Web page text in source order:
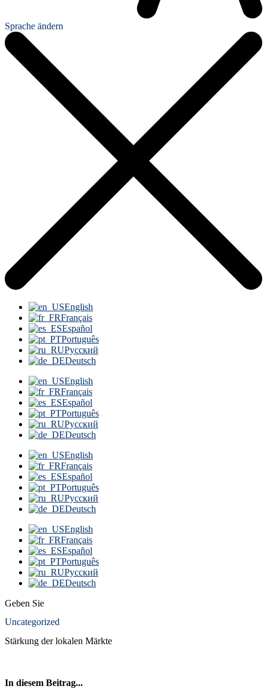
Sprache ändern
English
Français
Español
Português
Русский
Deutsch
English
Français
Español
Português
Русский
Deutsch
English
Français
Español
Português
Русский
Deutsch
English
Français
Español
Português
Русский
Deutsch
Geben Sie
Uncategorized
Stärkung der lokalen Märkte
In diesem Beitrag...